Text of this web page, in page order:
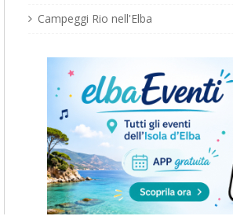
Campeggi Rio nell'Elba